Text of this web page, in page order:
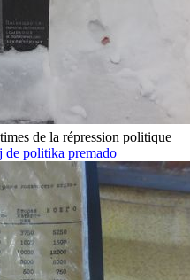
de la répression politique
politika premado